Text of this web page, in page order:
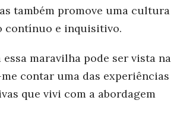
também promove uma cultura
contínuo e inquisitivo.
maravilha pode ser vista na
contar uma das experiências
que vivi com a abordagem